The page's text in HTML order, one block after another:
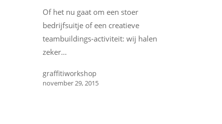
Of het nu gaat om een stoer
bedrijfsuitje of een creatieve
teambuildings-activiteit: wij halen
zeker…
graffitiworkshop
november 29, 2015